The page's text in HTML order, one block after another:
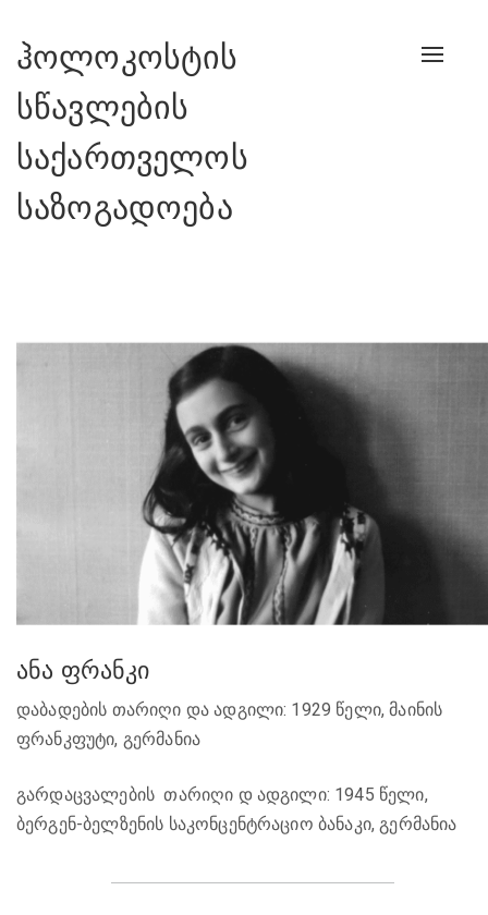
ჰოლოკოსტის
სწავლების
საქართველოს
საზოგადოება
Toggle
ანა ფრანკი
დაბადების თარიღი და ადგილი: 1929 წელი, მაინის
ფრანკფუტი, გერმანია
გარდაცვალების თარიღი დ ადგილი: 1945 წელი,
ბერგენ-ბელზენის საკონცენტრაციო ბანაკი, გერმანია